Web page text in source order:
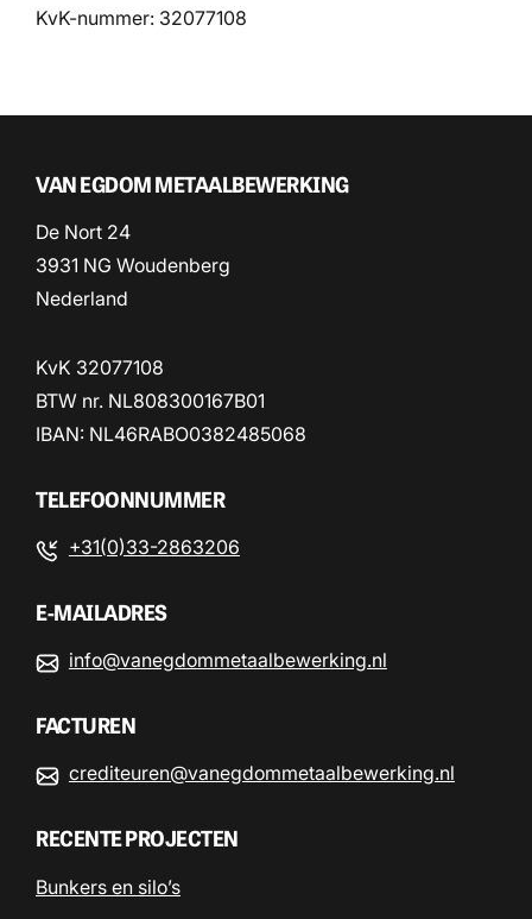
KvK-nummer: 32077108
VAN EGDOM METAALBEWERKING
De Nort 24
3931 NG Woudenberg
Nederland
KvK 32077108
BTW nr. NL808300167B01
IBAN: NL46RABO0382485068
TELEFOONNUMMER
+31(0)33-2863206
E-MAILADRES
info@vanegdommetaalbewerking.nl
FACTUREN
crediteuren@vanegdommetaalbewerking.nl
RECENTE PROJECTEN
Bunkers en silo’s